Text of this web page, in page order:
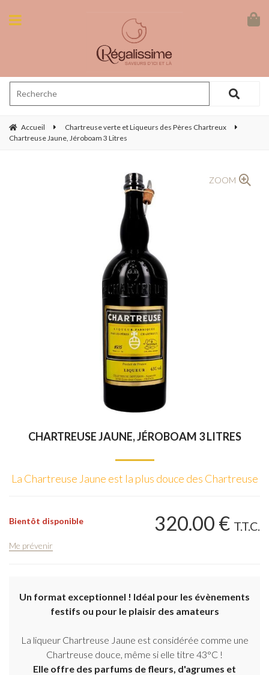
Accueil
Chartreuse verte et Liqueurs des Pères Chartreux
Chartreuse Jaune, Jéroboam 3 Litres
ZOOM
CHARTREUSE JAUNE, JÉROBOAM 3 LITRES
La Chartreuse Jaune est la plus douce des Chartreuse
320.00 € T.T.C.
Bientôt disponible
Me prévenir
Un format exceptionnel ! Idéal pour les évènements
festifs ou pour le plaisir des amateurs
La liqueur Chartreuse Jaune est considérée comme une
Chartreuse douce, même si elle titre 43°C !
Elle offre des parfums de fleurs, d'agrumes et